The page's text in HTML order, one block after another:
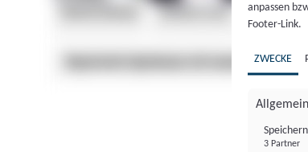
anpassen
Footer-Link.
ZWECKE
3 Partner